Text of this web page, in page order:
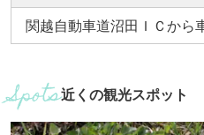
関越自動車道沼田ＩＣから
近くの観光スポット